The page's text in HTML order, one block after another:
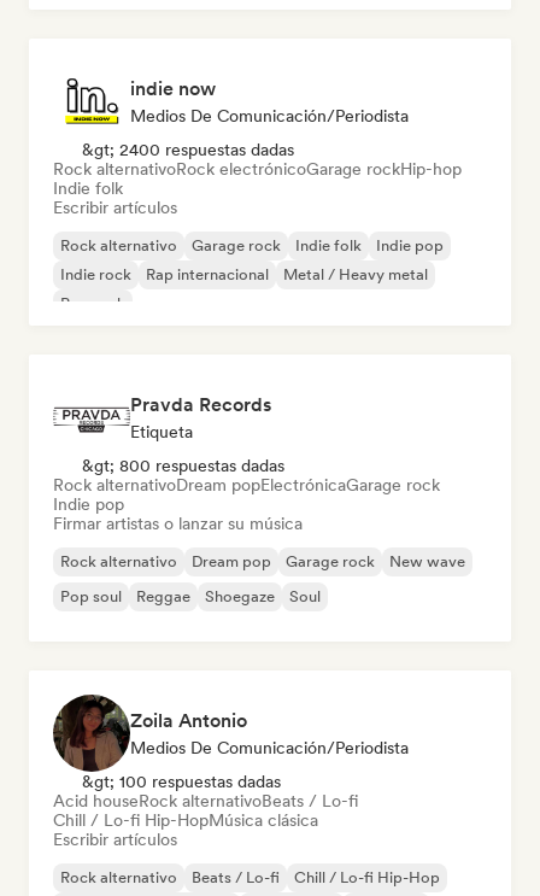
indie now
Medios De Comunicación/Periodista
&gt; 2400 respuestas dadas
Rock alternativoRock electrónicoGarage rockHip-hop
Indie folk
Escribir artículos
Rock alternativo Garage rock Indie folk
Indie pop
Indie rock
Rap internacional
Metal / Heavy metal
Pop rock
Pravda Records
Etiqueta
&gt; 800 respuestas dadas
Rock alternativoDream popElectrónicaGarage rock
Indie pop
Firmar artistas o lanzar su música
Rock alternativo Dream pop Garage rock
New wave
Pop soul
Reggae Shoegaze Soul
Zoila Antonio
Medios De Comunicación/Periodista
&gt; 100 respuestas dadas
Acid houseRock alternativoBeats / Lo-fi
Chill / Lo-fi Hip-HopMúsica clásica
Escribir artículos
Rock alternativo Beats / Lo-fi
Chill / Lo-fi Hip-Hop